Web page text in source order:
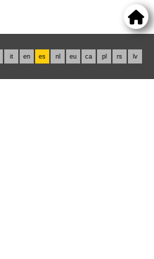
it en es nl eu ca pl rs lv